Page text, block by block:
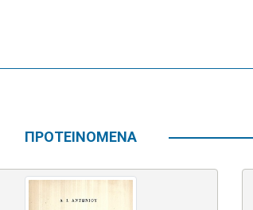
ΠΡΟΤΕΙΝΟΜΕΝΑ